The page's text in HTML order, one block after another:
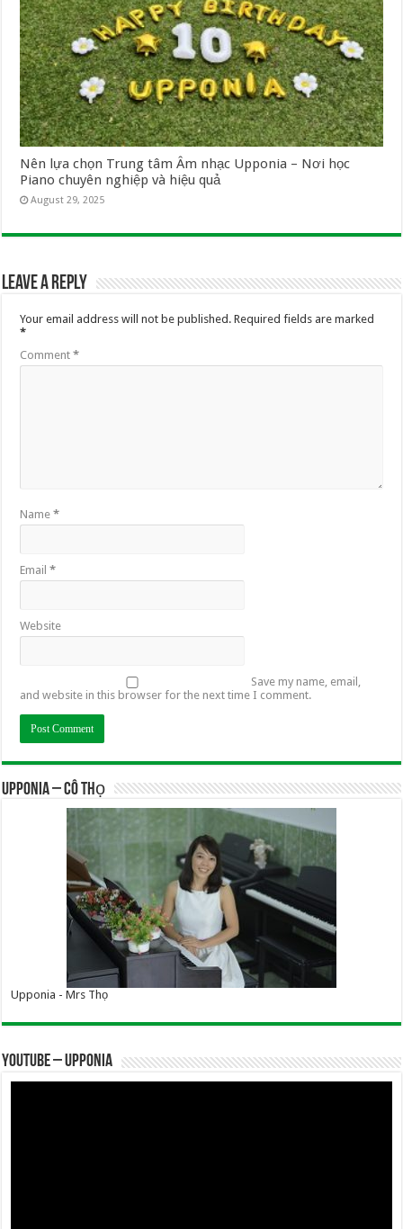
Nên lựa chọn Trung tâm Âm nhạc Upponia – Nơi học
Piano chuyên nghiệp và hiệu quả
August 29, 2025
Leave a Reply
Your email address will not be published. Required fields are marked
*
Comment*
Name*
Email*
Website
Save my name, email,
and website in this browser for the next time I comment.
UPPONIA – Cô Thọ
Upponia - Mrs Thọ
YOUTUBE – UPPONIA